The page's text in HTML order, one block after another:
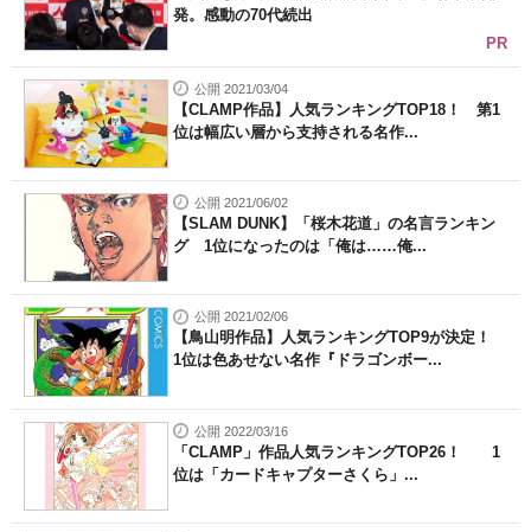
発。感動の70代続出
PR
公開 2021/03/04
【CLAMP作品】人気ランキングTOP18！ 第1
位は幅広い層から支持される名作...
公開 2021/06/02
【SLAM DUNK】「桜木花道」の名言ランキン
グ 1位になったのは「俺は……俺...
公開 2021/02/06
【鳥山明作品】人気ランキングTOP9が決定！
1位は色あせない名作『ドラゴンボー...
公開 2022/03/16
「CLAMP」作品人気ランキングTOP26！ 1
位は「カードキャプターさくら」...